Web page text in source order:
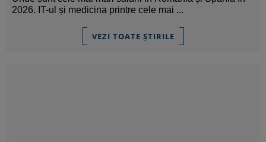
2026. IT-ul și medicina printre cele mai ...
VEZI TOATE ȘTIRILE